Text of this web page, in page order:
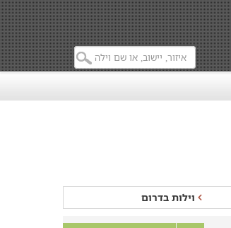
וילות בדרום